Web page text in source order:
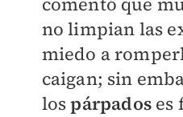
no limpian las
miedo a
caigan; sin
lospárpados es